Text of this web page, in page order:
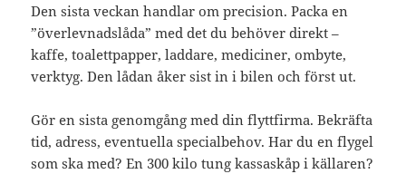
Den sista veckan handlar om precision. Packa en
”överlevnadslåda” med det du behöver direkt –
kaffe, toalettpapper, laddare, mediciner, ombyte,
verktyg. Den lådan åker sist in i bilen och först ut.
Gör en sista genomgång med din flyttfirma. Bekräfta
tid, adress, eventuella specialbehov. Har du en flygel
som ska med? En 300 kilo tung kassaskåp i källaren?